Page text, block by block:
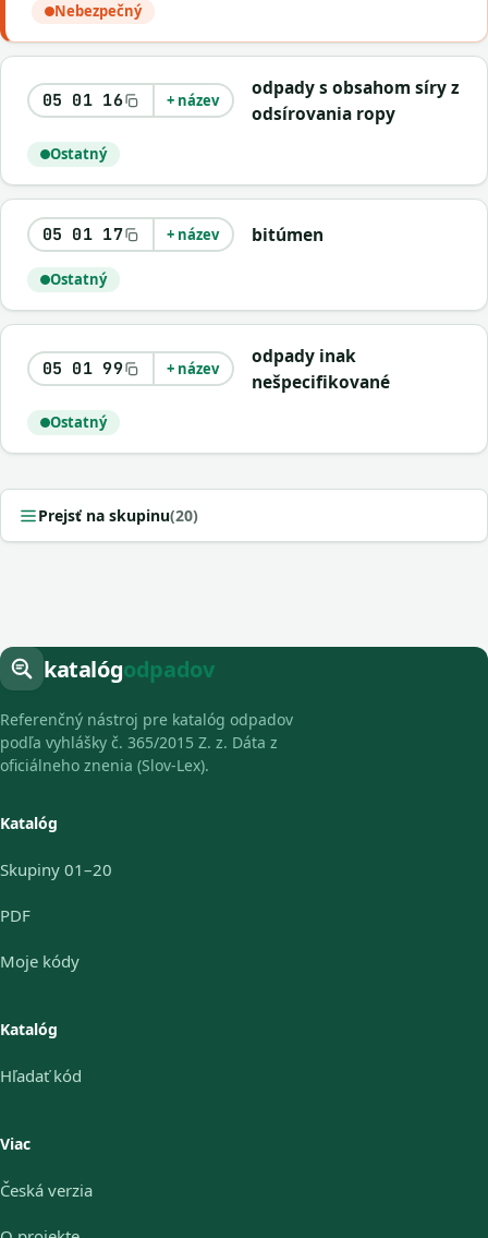
Nebezpečný
05 01 16 + název
odpady s obsahom síry z
odsírovania ropy
Ostatný
05 01 17 + název bitúmen
Ostatný
05 01 99 + název
odpady inak
nešpecifikované
Ostatný
Prejsť na skupinu(20)
katalógodpadov
Referenčný nástroj pre katalóg odpadov
podľa vyhlášky č. 365/2015 Z. z. Dáta z
oficiálneho znenia (Slov-Lex).
Katalóg
Skupiny 01–20
PDF
Moje kódy
Katalóg
Hľadať kód
Viac
Česká verzia